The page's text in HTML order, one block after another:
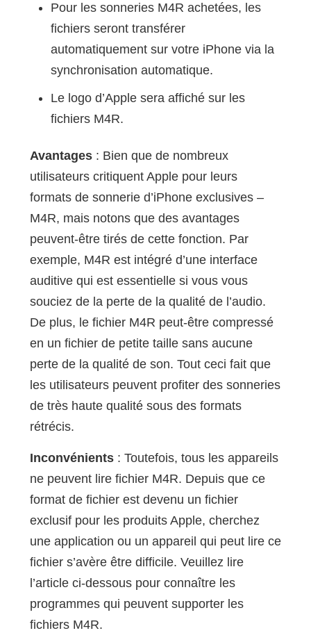
Pour les sonneries M4R achetées, les
fichiers seront transférer
automatiquement sur votre iPhone via la
synchronisation automatique.
Le logo d’Apple sera affiché sur les
fichiers M4R.
Avantages: Bien que de nombreux
utilisateurs critiquent Apple pour leurs
formats de sonnerie d’iPhone exclusives –
M4R, mais notons que des avantages
peuvent-être tirés de cette fonction. Par
exemple, M4R est intégré d’une interface
auditive qui est essentielle si vous vous
souciez de la perte de la qualité de l’audio.
De plus, le fichier M4R peut-être compressé
en un fichier de petite taille sans aucune
perte de la qualité de son. Tout ceci fait que
les utilisateurs peuvent profiter des sonneries
de très haute qualité sous des formats
rétrécis.
Inconvénients: Toutefois, tous les appareils
ne peuvent lire fichier M4R. Depuis que ce
format de fichier est devenu un fichier
exclusif pour les produits Apple, cherchez
une application ou un appareil qui peut lire ce
fichier s’avère être difficile. Veuillez lire
l’article ci-dessous pour connaître les
programmes qui peuvent supporter les
fichiers M4R.